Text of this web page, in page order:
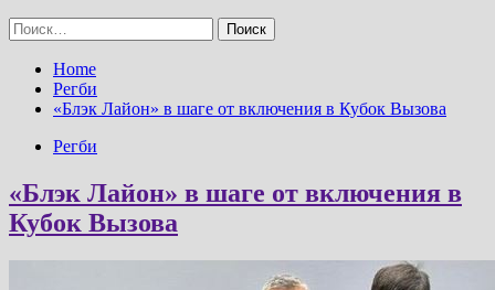
Найти:
Home
Регби
«Блэк Лайон» в шаге от включения в Кубок Вызова
Регби
«Блэк Лайон» в шаге от включения в
Кубок Вызова